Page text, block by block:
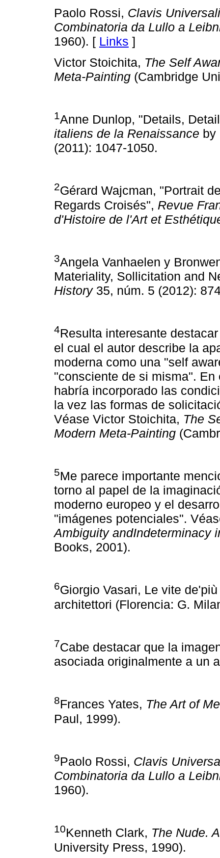
Paolo Rossi, Clavis
Combinatoria da Lullo a
1960). [ Links ]
Victor Stoichita, The Self
Meta-Painting (Cambridge
1Anne Dunlop, "Details,
italiens de la Renaissance by
(2011): 1047-1050.
2Gérard Wajcman, "Portrait
Regards Croisés", Revue
d'Histoire de l'Art et
3Angela Vanhaelen y
Materiality, Sollicitation and
History35, núm. 5 (2012):
4Resulta interesante
el cual el autor describe la
moderna como una "self
"consciente de si misma".
habría incorporado las
la vez las formas de
Véase Victor Stoichita, The
Modern Meta-Painting
5Me parece importante
torno al papel de la
moderno europeo y el
"imágenes potenciales".
Ambiguity andIndeterminacy
Books, 2001).
6Giorgio Vasari, Le vite
architettori (Florencia: G.
7Cabe destacar que la
asociada originalmente a un
8Frances Yates, The Art of
Paul, 1999).
9Paolo Rossi, Clavis
Combinatoria da Lullo a
1960).
10Kenneth Clark, The Nude.
University Press, 1990).